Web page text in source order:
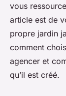
vous
article est de
propre jardin
comment
agencer et
qu’il est créé.